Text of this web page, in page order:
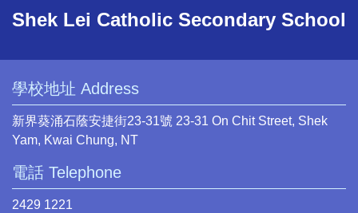
Shek Lei Catholic Secondary School
學校地址 Address
新界葵涌石蔭安捷街23-31號 23-31 On Chit Street, Shek
Yam, Kwai Chung, NT
電話 Telephone
2429 1221